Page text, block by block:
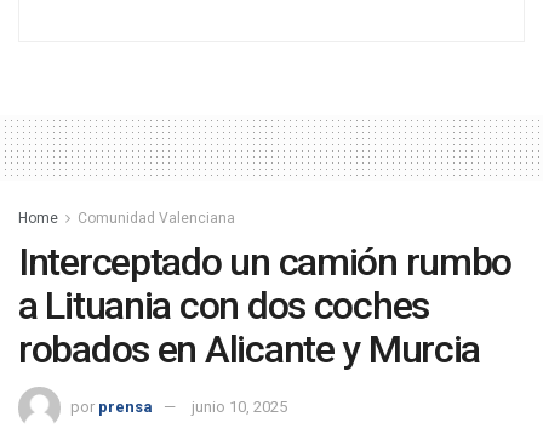
Home Comunidad Valenciana
Interceptado un camión rumbo
a Lituania con dos coches
robados en Alicante y Murcia
por prensa junio 10, 2025